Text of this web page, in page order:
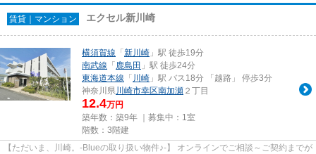
賃貸｜マンション エクセル新川崎
横須賀線 「 新川崎 」駅 徒歩19分
南武線 「 鹿島田 」駅 徒歩24分
東海道本線 「 川崎 」駅 バス18分 「越路」 停歩3分
神奈川県川崎市幸区南加瀬 ２丁目
12.4万円
築年数：築9年 ｜募集中： 1室
階数：3階建
【ただいま、川崎。-Blueの取り扱い物件♪-】 オンラインでご相談～ご契約までが